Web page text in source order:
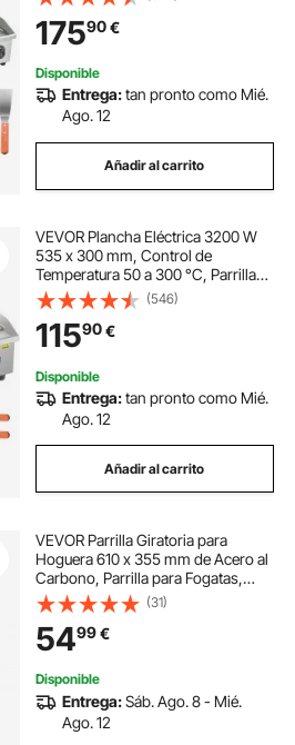
con Superficie Plana, 4
Almohadillas para los Pies, para
Carne y Panqueques
17590€
Disponible
Entrega:tan pronto como Mié.
Ago. 12
Añadir al carrito
VEVOR Plancha Eléctrica 3200 W
535 x 300 mm, Control de
Temperatura 50 a 300 °C, Parrilla
de Encimera de Acero Inoxidable
con Superficie Plana, 4
Almohadillas para los Pies, para
Carne y Panqueques
(546)
11590€
Disponible
Entrega:tan pronto como Mié.
Ago. 12
Añadir al carrito
VEVOR Parrilla Giratoria para
Hoguera 610 x 355 mm de Acero al
Carbono, Parrilla para Fogatas,
Rejilla Rectangular, Con Soporte,
Soporta hasta 600°C, para Fuego
Abierto, Camping, Jardín, Negro
(31)
5499€
Disponible
Entrega:Sáb. Ago. 8 - Mié.
Ago. 12